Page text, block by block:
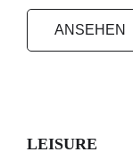
ANSEHEN
LEISURE